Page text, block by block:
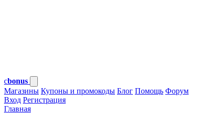
cbonus
Магазины Купоны и промокоды Блог Помощь Форум
Вход Регистрация
Главная